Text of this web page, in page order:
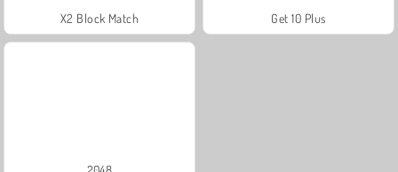
X2 Block Match Get 10 Plus